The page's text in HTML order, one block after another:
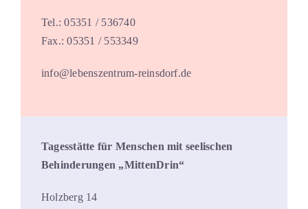
Tel.: 05351 / 536740
Fax.: 05351 / 553349
info@lebenszentrum-reinsdorf.de
Tagesstätte für Menschen mit seelischen
Behinderungen „MittenDrin“
Holzberg 14